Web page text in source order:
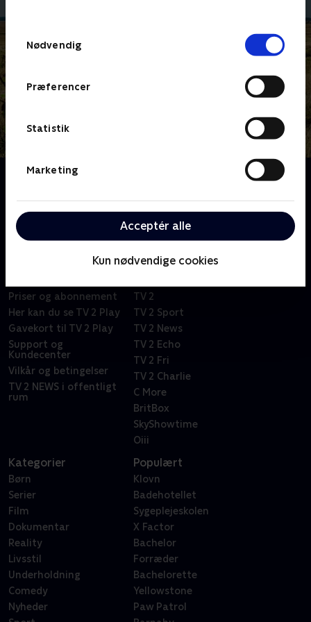
Nødvendig
Præferencer
Statistik
Marketing
Acceptér alle
Kun nødvendige cookies
Om 1 døgn, 2 hold, 3 dyr
den danske natur.
Priser og abonnement
Her kan du se TV 2 Play
Gavekort til TV 2 Play
Support og
Kundecenter
Vilkår og betingelser
TV 2 NEWS i offentligt
rum
TV 2
TV 2 Sport
TV 2 News
TV 2 Echo
TV 2 Fri
TV 2 Charlie
C More
BritBox
SkyShowtime
Oiii
Kategorier
Børn
Serier
Film
Dokumentar
Reality
Livsstil
Underholdning
Comedy
Nyheder
Populært
Klovn
Badehotellet
Sygeplejeskolen
X Factor
Bachelor
Forræder
Bachelorette
Yellowstone
Paw Patrol